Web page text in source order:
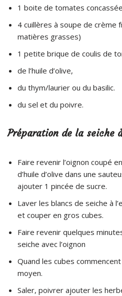
1 boite de tomates
4 cuillères à soupe de crème
matières grasses)
1 petite brique de coulis de
de l’huile d’olive,
du thym/laurier ou du basilic.
du sel et du poivre.
Préparation de la seiche
Faire revenir l’oignon coupé
d’huile d’olive dans une
ajouter 1 pincée de sucre.
Laver les blancs de seiche à
et couper en gros cubes.
Faire revenir quelques
seiche avec l’oignon
Quand les cubes
moyen.
Saler, poivrer ajouter les